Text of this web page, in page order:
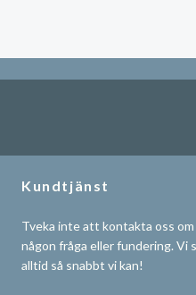
Kundtjänst
Tveka inte att kontakta oss om
någon fråga eller fundering. Vi
alltid så snabbt vi kan!